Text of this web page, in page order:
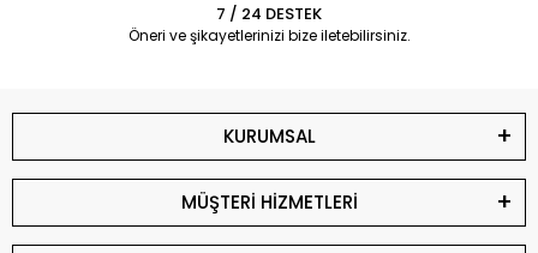
7 / 24 DESTEK
Öneri ve şikayetlerinizi bize iletebilirsiniz.
KURUMSAL
MÜŞTERİ HİZMETLERİ